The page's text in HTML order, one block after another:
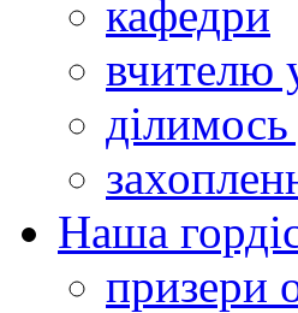
кафедри
вчителю
Наша
призери